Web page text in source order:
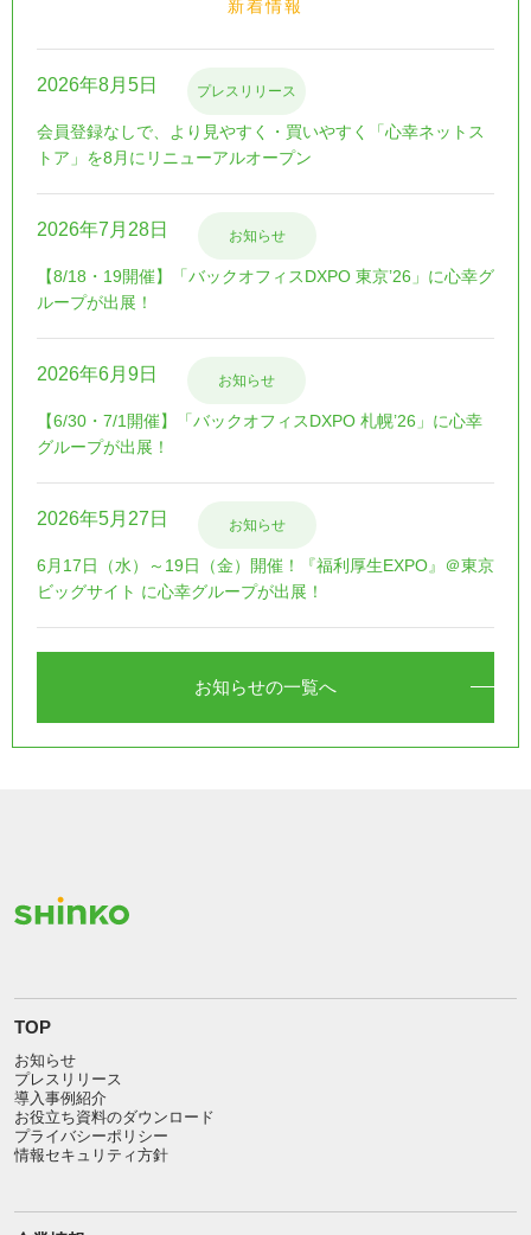
新着情報
2026年8月5日 プレスリリース
会員登録なしで、より見やすく・買いやすく「心幸ネットス
トア」を8月にリニューアルオープン
2026年7月28日 お知らせ
【8/18・19開催】「バックオフィスDXPO 東京’26」に心幸グ
ループが出展！
2026年6月9日 お知らせ
【6/30・7/1開催】「バックオフィスDXPO 札幌’26」に心幸
グループが出展！
2026年5月27日 お知らせ
6月17日（水）～19日（金）開催！『福利厚生EXPO』＠東京
ビッグサイト に心幸グループが出展！
お知らせの一覧へ
TOP
お知らせ
プレスリリース
導入事例紹介
お役立ち資料のダウンロード
プライバシーポリシー
情報セキュリティ方針